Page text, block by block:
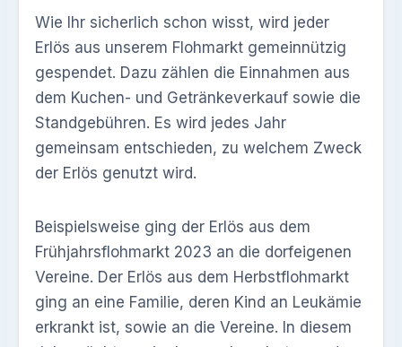
Wie Ihr sicherlich schon wisst, wird jeder
Erlös aus unserem Flohmarkt gemeinnützig
gespendet. Dazu zählen die Einnahmen aus
dem Kuchen- und Getränkeverkauf sowie die
Standgebühren. Es wird jedes Jahr
gemeinsam entschieden, zu welchem Zweck
der Erlös genutzt wird.
Beispielsweise ging der Erlös aus dem
Frühjahrsflohmarkt 2023 an die dorfeigenen
Vereine. Der Erlös aus dem Herbstflohmarkt
ging an eine Familie, deren Kind an Leukämie
erkrankt ist, sowie an die Vereine. In diesem